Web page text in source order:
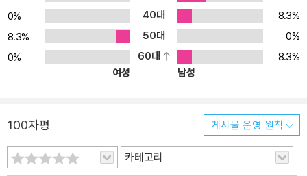
0%
40대
8.3%
8.3%
50대
0%
0%
60대
8.3%
여성
남성
100자평 게시물 운영 원칙
카테고리